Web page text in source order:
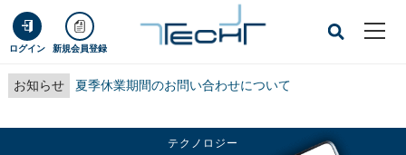
ログイン 新規会員登録
お知らせ 夏季休業期間のお問い合わせについて
テクノロジー